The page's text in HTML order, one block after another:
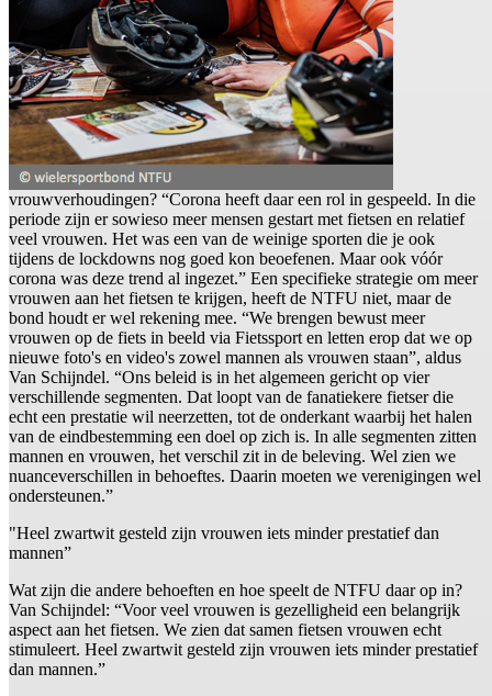
vrouwverhoudingen? “Corona heeft daar een rol in gespeeld. In die
periode zijn er sowieso meer mensen gestart met fietsen en relatief
veel vrouwen. Het was een van de weinige sporten die je ook
tijdens de lockdowns nog goed kon beoefenen. Maar ook vóór
corona was deze trend al ingezet.” Een specifieke strategie om meer
vrouwen aan het fietsen te krijgen, heeft de NTFU niet, maar de
bond houdt er wel rekening mee. “We brengen bewust meer
vrouwen op de fiets in beeld via Fietssport en letten erop dat we op
nieuwe foto's en video's zowel mannen als vrouwen staan”, aldus
Van Schijndel. “Ons beleid is in het algemeen gericht op vier
verschillende segmenten. Dat loopt van de fanatiekere fietser die
echt een prestatie wil neerzetten, tot de onderkant waarbij het halen
van de eindbestemming een doel op zich is. In alle segmenten zitten
mannen en vrouwen, het verschil zit in de beleving. Wel zien we
nuanceverschillen in behoeftes. Daarin moeten we verenigingen wel
ondersteunen.”
"Heel zwartwit gesteld zijn vrouwen iets minder prestatief dan
mannen”
Wat zijn die andere behoeften en hoe speelt de NTFU daar op in?
Van Schijndel: “Voor veel vrouwen is gezelligheid een belangrijk
aspect aan het fietsen. We zien dat samen fietsen vrouwen echt
stimuleert. Heel zwartwit gesteld zijn vrouwen iets minder prestatief
dan mannen.”